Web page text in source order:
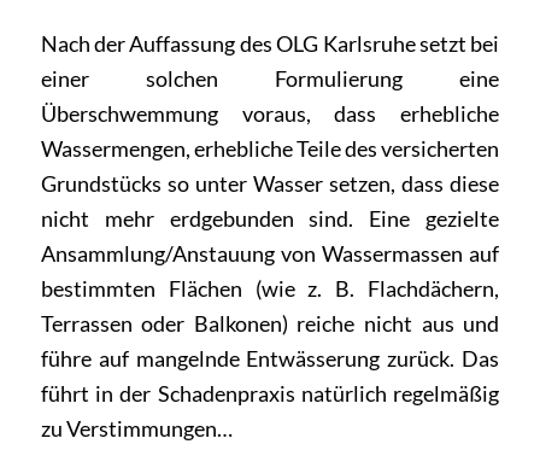
Nach der Auffassung des OLG Karlsruhe setzt bei
einer solchen Formulierung eine
Überschwemmung voraus, dass erhebliche
Wassermengen, erhebliche Teile des versicherten
Grundstücks so unter Wasser setzen, dass diese
nicht mehr erdgebunden sind. Eine gezielte
Ansammlung/Anstauung von Wassermassen auf
bestimmten Flächen (wie z. B. Flachdächern,
Terrassen oder Balkonen) reiche nicht aus und
führe auf mangelnde Entwässerung zurück. Das
führt in der Schadenpraxis natürlich regelmäßig
zu Verstimmungen…